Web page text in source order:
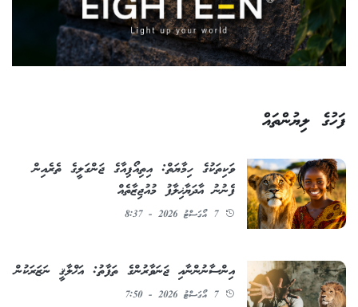
ފަހުގެ ލިޔުންތައް
ވަކިތަކުގެ ހިމާޔަތް: އިތިއޯޕިއާގެ ޖަންގަލީގެ ތެރެއިން
ފެނުނު އާދަޔާޚިލާފު މުއުޖިޒާތެއް
7 އޯގަސްޓު 2026 - 8:37
އިންސާނުންނާއި ޖަނަވާރުންގެ ތަފާތު: އަޚްލާޤީ ނަޒަރަކުން
7 އޯގަސްޓު 2026 - 7:50